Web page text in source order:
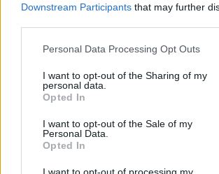
Downstream Participants that may further
Please note that this website/app uses one
not limited to your visit or usage behaviour.
grant or deny consent to Google and its
use your data for below specified purposes
consent section.
Personal Data Processing Opt Outs
I want to opt-out of the Sharing of my
personal data.
Opted In
I want to opt-out of the Sale of my
Personal Data.
Opted In
I want to opt-out of processing my
Lasīt citas ziņas